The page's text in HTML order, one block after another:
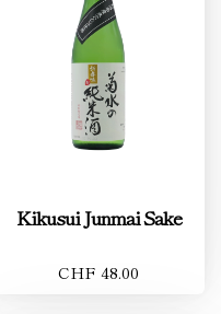
Kikusui Junmai Sake
CHF 48.00